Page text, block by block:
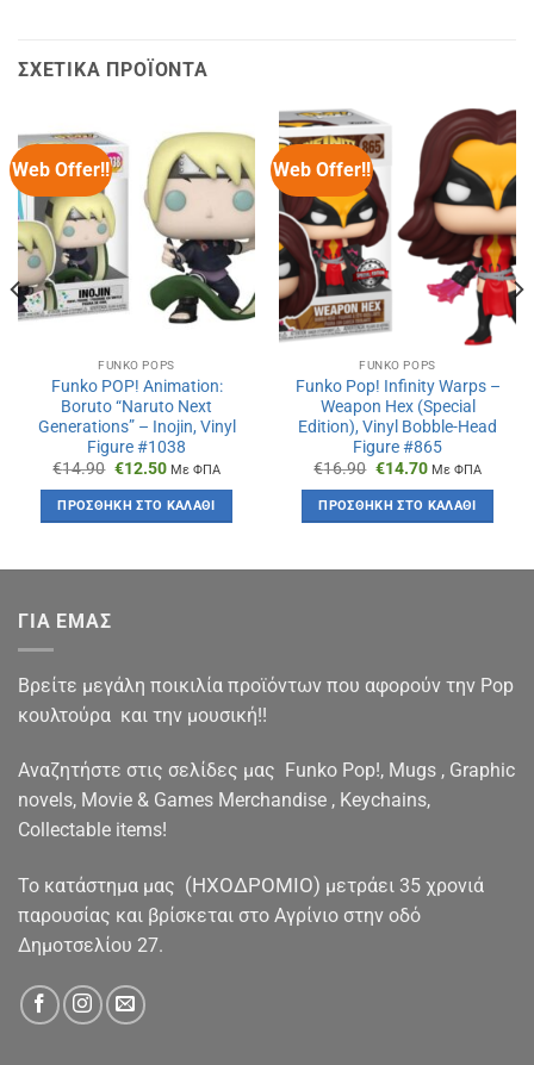
ΣΧΕΤΙΚΆ ΠΡΟΪΌΝΤΑ
Web Offer!!
FUNKO POPS
Funko POP! Animation:
Boruto “Naruto Next
Generations” – Inojin, Vinyl
Figure #1038
€14.90 Original
was:
€14.90.
€12.50Η
τιμή
είναι:
€12.50.
Με ΦΠΑ
ΠΡΟΣΘΉΚΗ ΣΤΟ ΚΑΛΆΘΙ
Web Offer!!
FUNKO POPS
Funko Pop! Infinity Warps –
Weapon Hex (Special
Edition), Vinyl Bobble-Head
Figure #865
€16.90 Original
was:
€16.90.
€14.70Η
τιμή
είναι:
€14.70.
Με ΦΠΑ
ΠΡΟΣΘΉΚΗ ΣΤΟ ΚΑΛΆΘΙ
ΓΙΑ ΕΜΑΣ
Βρείτε μεγάλη ποικιλία προϊόντων που αφορούν την Pop
κουλτούρα και την μουσική!!
Αναζητήστε στις σελίδες μας Funko Pop!, Mugs , Graphic
novels, Movie & Games Merchandise , Keychains,
Collectable items!
To κατάστημα μας (ΗΧΟΔΡΟΜΙΟ) μετράει 35 χρονιά
παρουσίας και βρίσκεται στο Αγρίνιο στην οδό
Δημοτσελίου 27.